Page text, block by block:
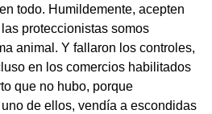
todo. Humildemente, acepten
proteccionistas somos
animal. Y fallaron los controles,
en los comercios habilitados
que no hubo, porque
de ellos, vendía a escondidas